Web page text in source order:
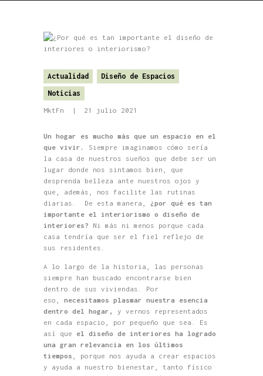
Actualidad
Diseño de Espacios
Noticias
MktFn 21 julio 2021
Un hogar es mucho más que un espacio en el
que vivir.
Siempre imaginamos cómo sería
la casa de nuestros sueños que debe ser un
lugar donde nos sintamos bien, que
desprenda belleza ante nuestros ojos y
que, además, nos facilite las rutinas
diarias.
De esta manera, ¿por qué es tan
importante el interiorismo o diseño de
interiores? Ni más ni menos porque cada
casa tendría que ser el fiel reflejo de
sus residentes.
A lo largo de la historia, las personas
siempre han buscado encontrarse bien
dentro de sus viviendas. Por
eso, necesitamos plasmar nuestra esencia
dentro del hogar, y vernos representados
en cada espacio, por pequeño que sea.
Es
así que el diseño de interiores ha logrado
una gran relevancia en los últimos
tiempos , porque nos ayuda a crear espacios
y ayuda a nuestro bienestar, tanto físico